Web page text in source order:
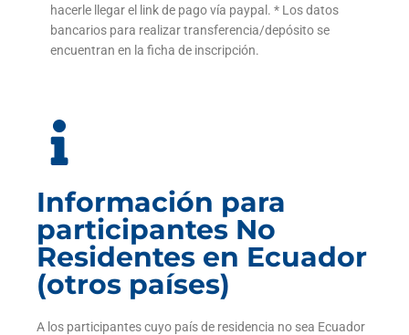
hacerle llegar el link de pago vía paypal. * Los datos
bancarios para realizar transferencia/depósito se
encuentran en la ficha de inscripción.
Información para
participantes No
Residentes en Ecuador
(otros países)
A los participantes cuyo país de residencia no sea Ecuador